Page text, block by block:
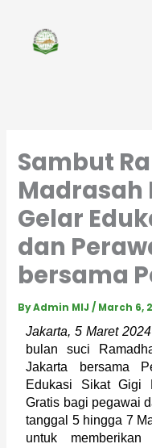
content
Sambut
Gelar
dan
bersama
ByAdmin MIJ/ March 6,
Jakarta, 5 Maret 2024
bulan suci
Jakarta bersama
Edukasi Sikat Gigi
Gratis bagi pegawai
tanggal 5 hingga 7
untuk